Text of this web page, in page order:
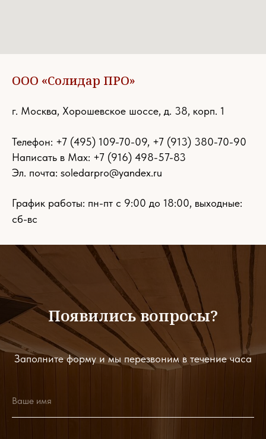
ООО «Солидар ПРО»
г. Москва, Хорошевское шоссе, д. 38, корп. 1
Телефон: +7 (495) 109-70-09, +7 (913) 380-70-90
Написать в Max: +7 (916) 498-57-83
Эл. почта: soledarpro@yandex.ru
График работы: пн-пт с 9:00 до 18:00, выходные:
сб-вс
Появились вопросы?
Заполните форму и мы перезвоним в течение часа
Ваше имя